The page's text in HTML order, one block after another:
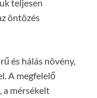
teljesen
öntözés
és hálás növény,
A megfelelő
a mérsékelt